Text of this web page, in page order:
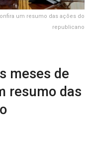
um resumo das ações do
republicano
meses de
resumo das